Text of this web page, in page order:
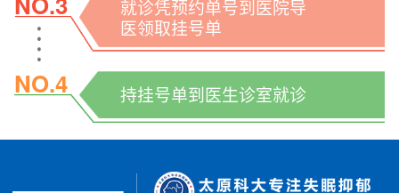
就诊凭预约单号到医院导
医领取挂号单
NO.4 持挂号单到医生诊室就诊